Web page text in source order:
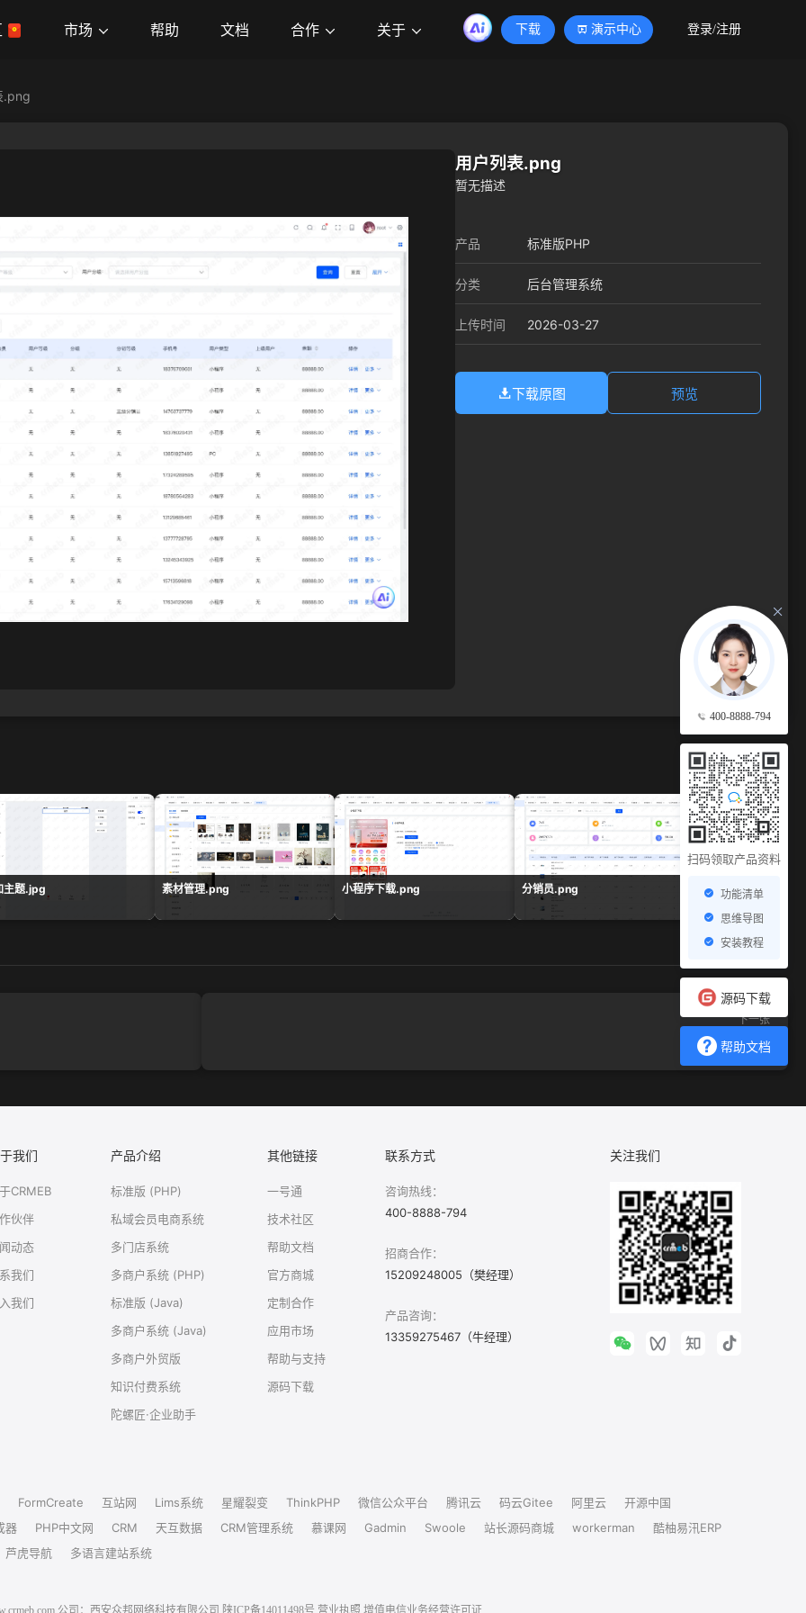
市场 帮助 文档 合作 关于 下载 演示中心 登录/注册
400-8888-794
扫码领取产品资料
功能清单
思维导图
安装教程
源码下载
帮助文档
.png
用户列表.png
暂无描述
产品 标准版PHP
分类 后台管理系统
上传时间 2026-03-27
下载原图 预览
查看更多 →
主题.jpg 素材管理.png 小程序下载.png 分销员.png 余额统计.png
下一张
商品统计.png
我们
CRMEB
伙伴
动态
我们
我们
产品介绍
标准版 (PHP)
私域会员电商系统
多门店系统
多商户系统 (PHP)
标准版 (Java)
多商户系统 (Java)
多商户外贸版
知识付费系统
陀螺匠·企业助手
其他链接
一号通
技术社区
帮助文档
官方商城
定制合作
应用市场
帮助与支持
源码下载
联系方式
咨询热线：
400-8888-794
招商合作：
15209248005（樊经理）
产品咨询：
13359275467（牛经理）
关注我们
FormCreate 互站网 Lims系统 星耀裂变 ThinkPHP 微信公众平台 腾讯云 码云Gitee 阿里云
开源中国
器
PHP中文网 CRM 天互数据 CRM管理系统 慕课网 Gadmin Swoole 站长源码商城 workerman
酷柚易汛ERP
芦虎导航
多语言建站系统
公司：西安众邦网络科技有限公司 陕ICP备14011498号 营业执照 增值电信业务经营许可证